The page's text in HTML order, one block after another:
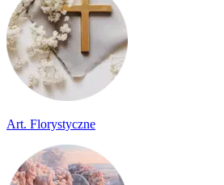
Art. Florystyczne